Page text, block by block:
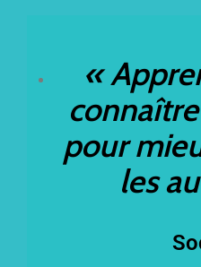
«
pour
les